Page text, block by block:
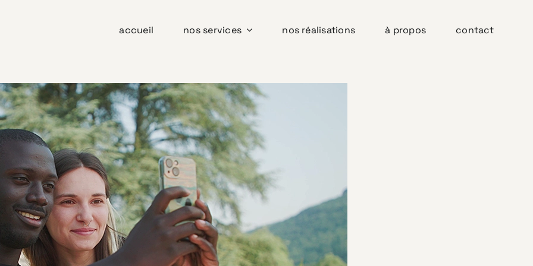
accueil nos services nos réalisations à propos contact
Explorez les Balcons du Dauphiné [DC]